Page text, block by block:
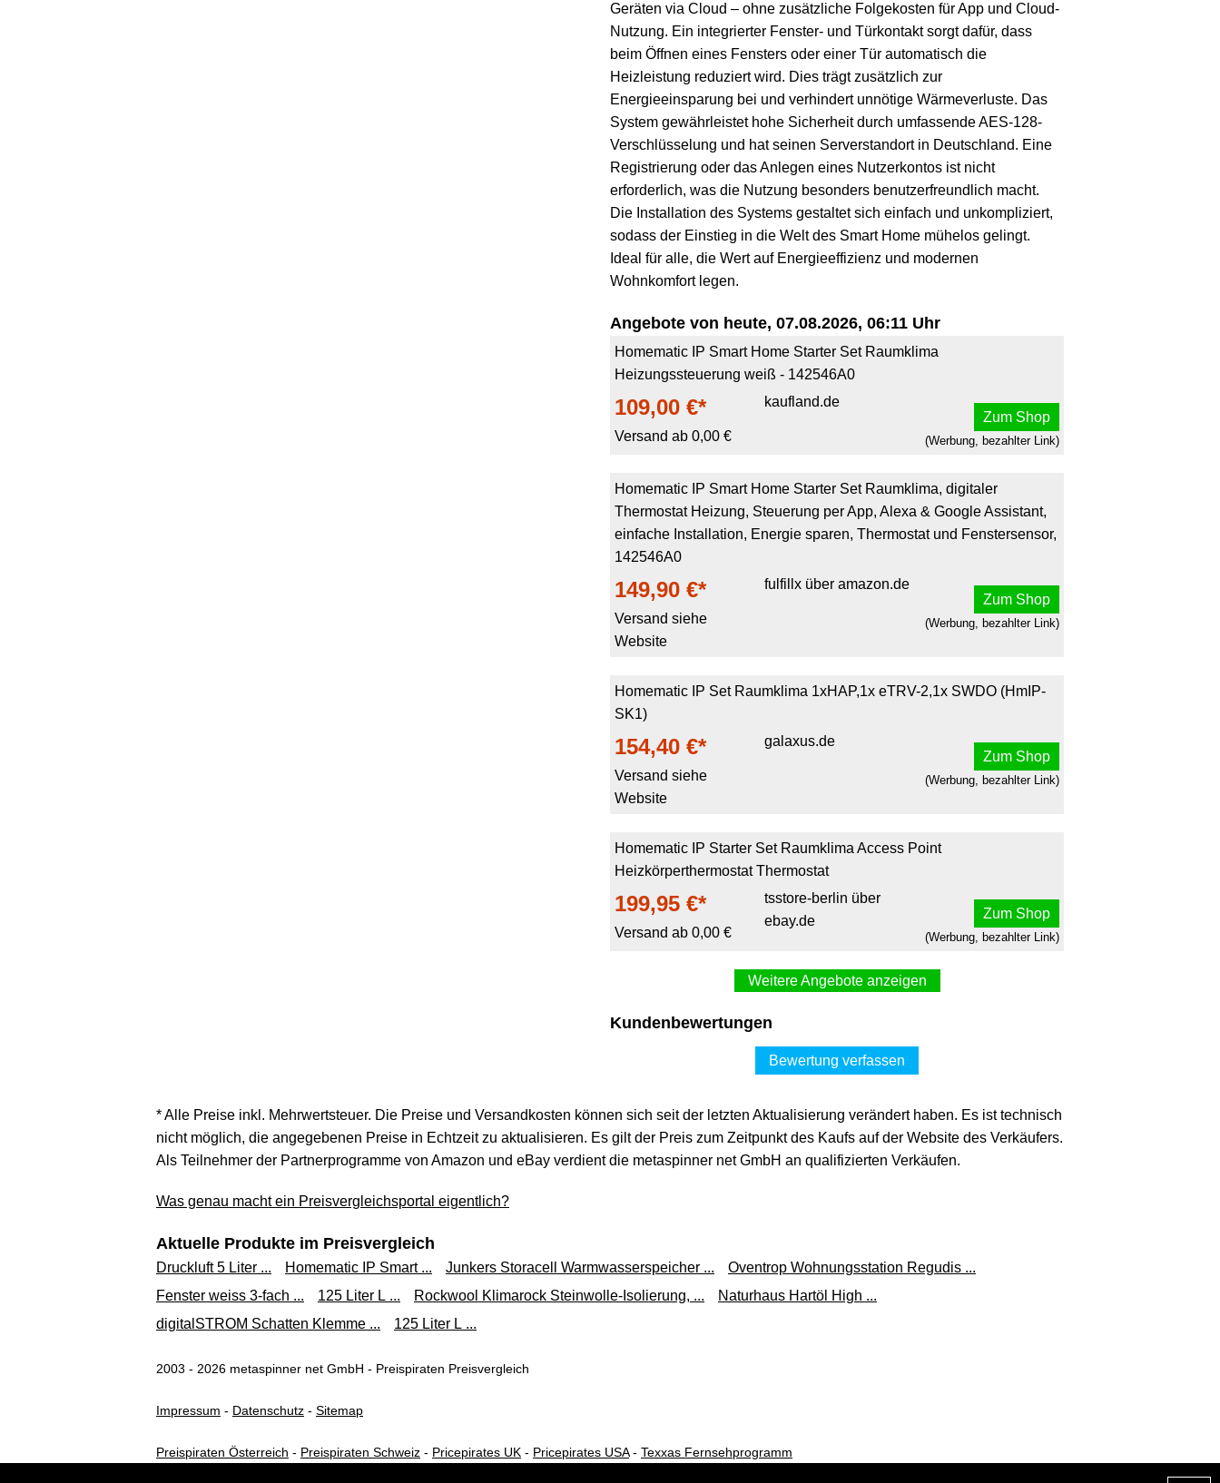
Geräten via Cloud – ohne zusätzliche Folgekosten für App und Cloud-
Nutzung. Ein integrierter Fenster- und Türkontakt sorgt dafür, dass
beim Öffnen eines Fensters oder einer Tür automatisch die
Heizleistung reduziert wird. Dies trägt zusätzlich zur
Energieeinsparung bei und verhindert unnötige Wärmeverluste. Das
System gewährleistet hohe Sicherheit durch umfassende AES-128-
Verschlüsselung und hat seinen Serverstandort in Deutschland. Eine
Registrierung oder das Anlegen eines Nutzerkontos ist nicht
erforderlich, was die Nutzung besonders benutzerfreundlich macht.
Die Installation des Systems gestaltet sich einfach und unkompliziert,
sodass der Einstieg in die Welt des Smart Home mühelos gelingt.
Ideal für alle, die Wert auf Energieeffizienz und modernen
Wohnkomfort legen.
Angebote von heute, 07.08.2026, 06:11 Uhr
Homematic IP Smart Home Starter Set Raumklima
Heizungssteuerung weiß - 142546A0
109,00 €*
Versand ab 0,00 €
kaufland.de
Zum Shop
(Werbung, bezahlter Link)
Homematic IP Smart Home Starter Set Raumklima, digitaler
Thermostat Heizung, Steuerung per App, Alexa & Google Assistant,
einfache Installation, Energie sparen, Thermostat und Fenstersensor,
142546A0
149,90 €*
Versand siehe
Website
fulfillx über amazon.de
Zum Shop
(Werbung, bezahlter Link)
Homematic IP Set Raumklima 1xHAP,1x eTRV-2,1x SWDO (HmIP-
SK1)
154,40 €*
Versand siehe
Website
galaxus.de
Zum Shop
(Werbung, bezahlter Link)
Homematic IP Starter Set Raumklima Access Point
Heizkörperthermostat Thermostat
199,95 €*
Versand ab 0,00 €
tsstore-berlin über
ebay.de
Zum Shop
(Werbung, bezahlter Link)
Weitere Angebote anzeigen
Cyberport
Kundenbewertungen
Bewertung verfassen
* Alle Preise inkl. Mehrwertsteuer. Die Preise und Versandkosten können sich seit der letzten Aktualisierung verändert haben. Es ist technisch
nicht möglich, die angegebenen Preise in Echtzeit zu aktualisieren. Es gilt der Preis zum Zeitpunkt des Kaufs auf der Website des Verkäufers.
Als Teilnehmer der Partnerprogramme von Amazon und eBay verdient die metaspinner net GmbH an qualifizierten Verkäufen.
Was genau macht ein Preisvergleichsportal eigentlich?
Aktuelle Produkte im Preisvergleich
Druckluft 5 Liter ... Homematic IP Smart ... Junkers Storacell Warmwasserspeicher ...
Oventrop Wohnungsstation Regudis ...
Fenster weiss 3-fach ...
125 Liter L ... Rockwool Klimarock Steinwolle-Isolierung, ...
Naturhaus Hartöl High ...
digitalSTROM Schatten Klemme ...
125 Liter L ...
2003 - 2026 metaspinner net GmbH - Preispiraten Preisvergleich
Impressum - Datenschutz - Sitemap
Preispiraten Österreich - Preispiraten Schweiz - Pricepirates UK - Pricepirates USA- Texxas Fernsehprogramm